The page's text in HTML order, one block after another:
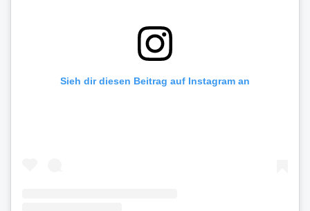
Sieh dir diesen Beitrag auf Instagram an